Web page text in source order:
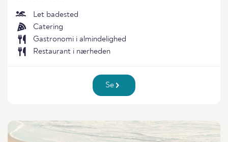
Let badested
Catering
Gastronomi i almindelighed
Restaurant i nærheden
Se